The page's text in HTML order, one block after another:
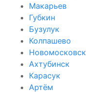
Макарьев
Губкин
Бузулук
Колпашево
Новомосковск
Ахтубинск
Карасук
Артём